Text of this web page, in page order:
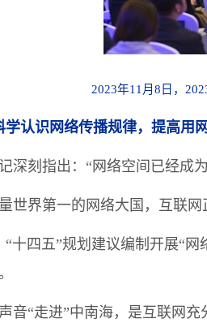
2023年11月8日，
学认识网络传播规律，提高用
深刻指出：“网络空间已经成
世界第一的网络大国，互联
“十四五”规划建议编制开展“
音“走进”中南海，是互联网